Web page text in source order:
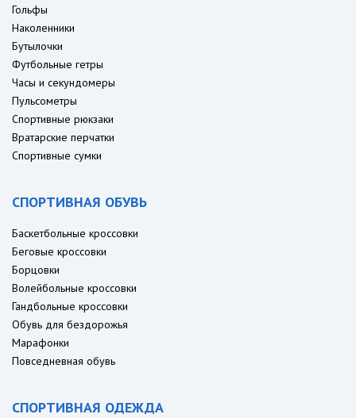
Гольфы
Наколенники
Бутылочки
Футбольные гетры
Часы и секундомеры
Пульсометры
Спортивные рюкзаки
Вратарские перчатки
Спортивные сумки
СПОРТИВНАЯ ОБУВЬ
Баскетбольные кроссовки
Беговые кроссовки
Борцовки
Волейбольные кроссовки
Гандбольные кроссовки
Обувь для бездорожья
Марафонки
Повседневная обувь
СПОРТИВНАЯ ОДЕЖДА